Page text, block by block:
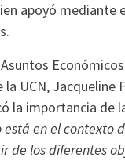
apoyó mediante
UCN, Jacqueline
la importancia de
en el contexto
de los diferentes